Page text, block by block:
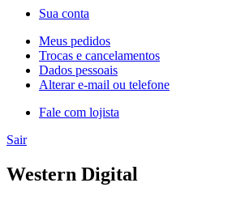
Sua conta
Meus pedidos
Trocas e cancelamentos
Dados pessoais
Alterar e-mail ou telefone
Fale com lojista
Sair
Western Digital